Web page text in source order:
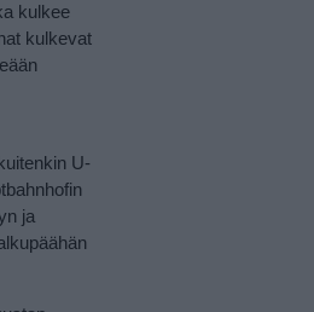
kulkee
kulkevat
U-
ja